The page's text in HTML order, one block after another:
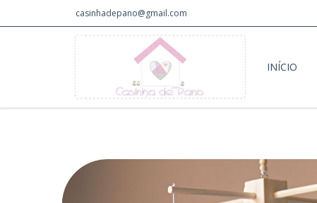
casinhadepano@gmail.com
INÍCIO